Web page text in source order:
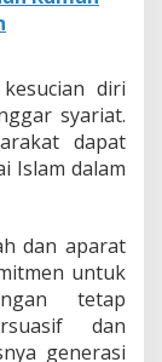
diri
syariat.
dapat
Islam dalam
dan aparat
untuk
tetap
dan
generasi